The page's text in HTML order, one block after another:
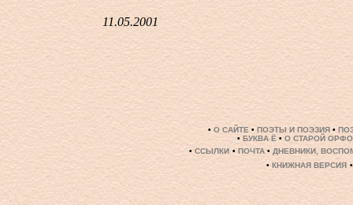
11.05.2001